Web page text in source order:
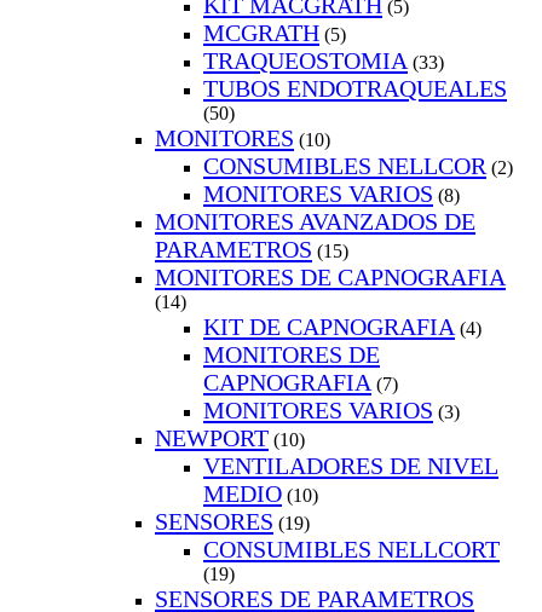
(5)
MCGRATH (5)
TRAQUEOSTOMIA (33)
TUBOS ENDOTRAQUEALES
(50)
MONITORES (10)
CONSUMIBLES NELLCOR (2)
MONITORES VARIOS (8)
MONITORES AVANZADOS DE
PARAMETROS (15)
MONITORES DE CAPNOGRAFIA
(14)
KIT DE CAPNOGRAFIA (4)
MONITORES DE
CAPNOGRAFIA (7)
MONITORES VARIOS (3)
NEWPORT (10)
VENTILADORES DE NIVEL
MEDIO (10)
SENSORES (19)
CONSUMIBLES NELLCORT
(19)
SENSORES DE PARAMETROS